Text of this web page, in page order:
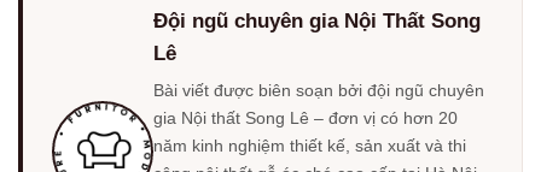
Đội ngũ chuyên gia Nội Thất Song
Lê
Bài viết được biên soạn bởi đội ngũ chuyên
gia Nội thất Song Lê – đơn vị có hơn 20
năm kinh nghiệm thiết kế, sản xuất và thi